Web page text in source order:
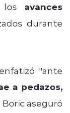
los avances
durante
"ante
a pedazos,
Boric aseguró